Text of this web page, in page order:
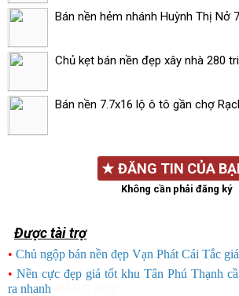
Bán nền hẻm nhánh Huỳnh Thị Nở
Chủ kẹt bán nền đẹp xây nhà 280
Bán nền 7.7x16 lộ ô tô gần chợ
★ ĐĂNG TIN CỦA
Không cần phải đăng ký
Được tài trợ
• Chủ ngộp bán nền đẹp Vạn Phát Cái Tắc
• Nền cực đẹp giá tốt khu Tân Phú Thạnh
ra nhanh